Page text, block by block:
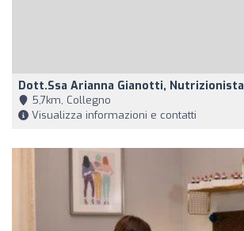
Dott.ssa Arianna Gianotti, Nutrizionista
5,7km, Collegno
Visualizza informazioni e contatti